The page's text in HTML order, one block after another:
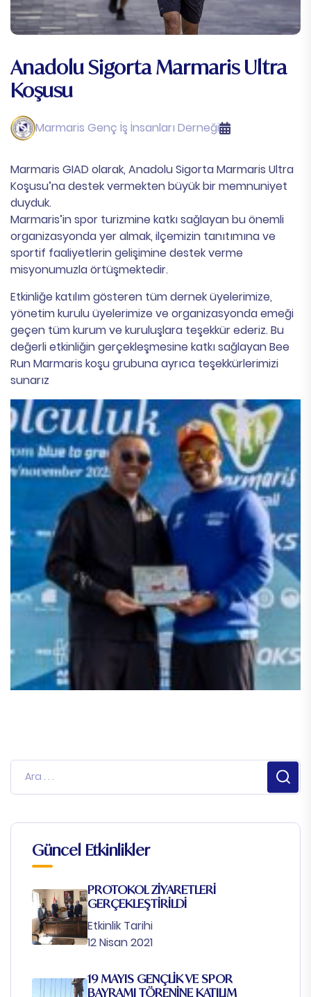
Anadolu Sigorta Marmaris Ultra
Koşusu
Marmaris Genç İş İnsanları Derneği
Marmaris GIAD olarak, Anadolu Sigorta Marmaris Ultra
Koşusu’na destek vermekten büyük bir memnuniyet
duyduk.
Marmaris’in spor turizmine katkı sağlayan bu önemli
organizasyonda yer almak, ilçemizin tanıtımına ve
sportif faaliyetlerin gelişimine destek verme
misyonumuzla örtüşmektedir.
Etkinliğe katılım gösteren tüm dernek üyelerimize,
yönetim kurulu üyelerimize ve organizasyonda emeği
geçen tüm kurum ve kuruluşlara teşekkür ederiz. Bu
değerli etkinliğin gerçekleşmesine katkı sağlayan Bee
Run Marmaris koşu grubuna ayrıca teşekkürlerimizi
sunarız
Güncel Etkinlikler
PROTOKOL ZİYARETLERİ
GERÇEKLEŞTİRİLDİ
Etkinlik Tarihi
12 Nisan 2021
19 MAYIS GENÇLİK VE SPOR
BAYRAMI TÖRENİNE KATILIM